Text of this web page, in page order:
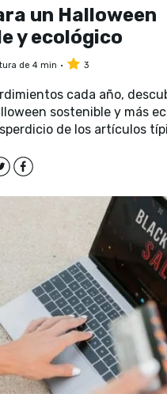
un Halloween
y ecológico
de 4 min 3
cada año,
sostenible y más
de los artículos